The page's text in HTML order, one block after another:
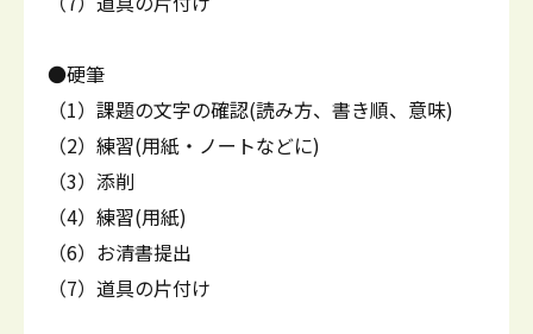
●硬筆
（1）課題の文字の確認(読み方、書き順、意味)
（2）練習(用紙・ノートなどに)
（3）添削
（4）練習(用紙)
（6）お清書提出
（7）道具の片付け